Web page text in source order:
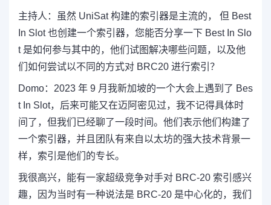
主持人：
虽然 UniSat 构建的索引器是主流的， 但 Best
In Slot 也创建一个索引器，您能否分享一下 Best In Slo
t 是如何参与其中的，他们试图解决哪些问题，以及他
们如何尝试以不同的方式对 BRC20 进行索引？
Domo： 2023 年 9 月我新加坡的一个大会上遇到了 Bes
t In Slot，后来可能又在迈阿密见过，我不记得具体时
间了，但我们已经聊了一段时间。他们表示他们构建了
一个索引器，并且团队有来自以太坊的强大技术背景一
样，索引是他们的专长。
我很高兴，能有一家超级竞争对手对 BRC-20 索引感兴
趣，因为当时有一种说法是 BRC-20 是中心化的，我们